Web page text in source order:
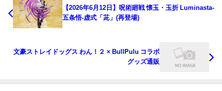
【2026年6月12日】呪術廻戦 懐玉・玉折 Luminasta‐
五条悟‐虚式「茈」(再登場)
文豪ストレイドッグス わん！２ × BullPulu コラボ
グッズ通販